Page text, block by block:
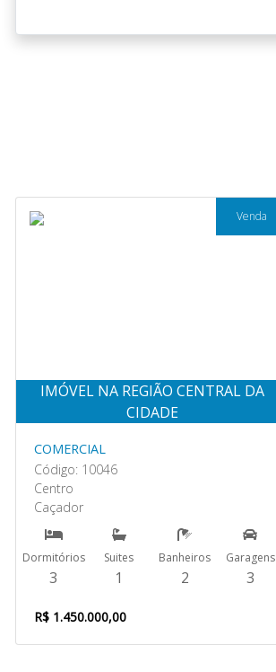
Venda
IMÓVEL NA REGIÃO CENTRAL DA
CIDADE
COMERCIAL
Código: 10046
Centro
Caçador
Dormitórios
3
Suites
1
Banheiros
2
Garagens
3
R$ 1.450.000,00